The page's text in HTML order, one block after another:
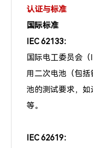
认证与标准
国际标准
IEC 62133：
国际电工委员会
用二次电池（包
池的测试要求，
等。
IEC 62619：